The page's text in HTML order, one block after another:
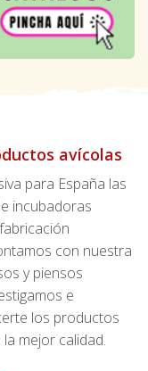
avícolas
para España las
incubadoras
con nuestra
y piensos
e
los productos
mejor calidad.